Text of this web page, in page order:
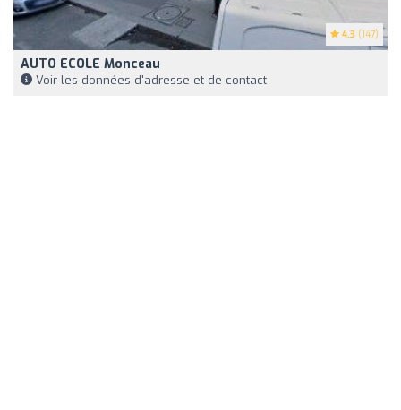
4.3 (147)
AUTO ECOLE Monceau
Voir les données d'adresse et de contact